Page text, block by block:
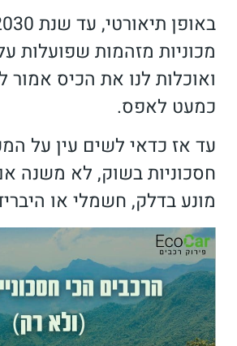
מכוניות מזהמות שפועלות
ואוכלות לנו את הכיס
כמעט לאפס.
עד אז כדאי לשים עין על
חסכוניות בשוק, לא משנה
מונע בדלק, חשמלי או